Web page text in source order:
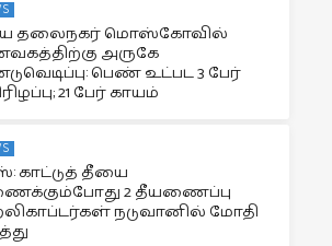
தலைநகர் மொஸ்கோவில்
அருகே
பெண் உட்பட 3 பேர்
21 பேர் காயம்
காட்டுத் தீயை
2 தீயணைப்பு
நடுவானில் மோதி